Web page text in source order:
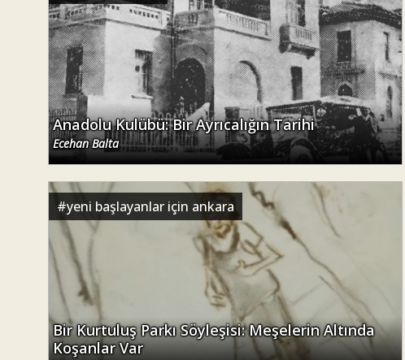
Anadolu Kulübü: Bir Ayrıcalığın Tarihi
Ecehan Balta
#yeni başlayanlar için ankara
Bir Kurtuluş Parkı Söyleşisi: Meşelerin Altında
Koşanlar Var